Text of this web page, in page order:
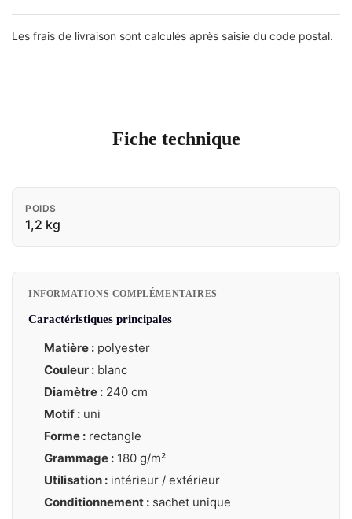
Les frais de livraison sont calculés après saisie du code postal.
Fiche technique
POIDS
1,2 kg
INFORMATIONS COMPLÉMENTAIRES
Caractéristiques principales
Matière : polyester
Couleur : blanc
Diamètre : 240 cm
Motif : uni
Forme : rectangle
Grammage : 180 g/m²
Utilisation : intérieur / extérieur
Conditionnement : sachet unique